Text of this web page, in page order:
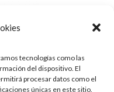
tecnologías como las
del dispositivo. El
procesar datos como el
únicas en este sitio.